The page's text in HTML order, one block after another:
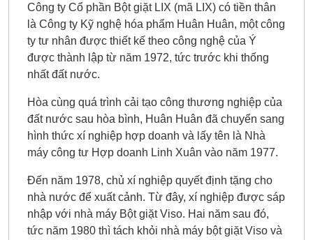
Công ty Cổ phần Bột giặt LIX (mã LIX) có tiền thân
là Công ty Kỹ nghệ hóa phẩm Huân Huân, một công
ty tư nhân được thiết kế theo công nghệ của Ý
được thành lập từ năm 1972, tức trước khi thống
nhất đất nước.
Hòa cùng quá trình cải tạo công thương nghiệp của
đất nước sau hòa bình, Huân Huân đã chuyển sang
hình thức xí nghiệp hợp doanh và lấy tên là Nhà
máy công tư Hợp doanh Linh Xuân vào năm 1977.
Đến năm 1978, chủ xí nghiệp quyết định tặng cho
nhà nước để xuất cảnh. Từ đây, xí nghiệp được sáp
nhập với nhà máy Bột giặt Viso. Hai năm sau đó,
tức năm 1980 thì tách khỏi nhà máy bột giặt Viso và